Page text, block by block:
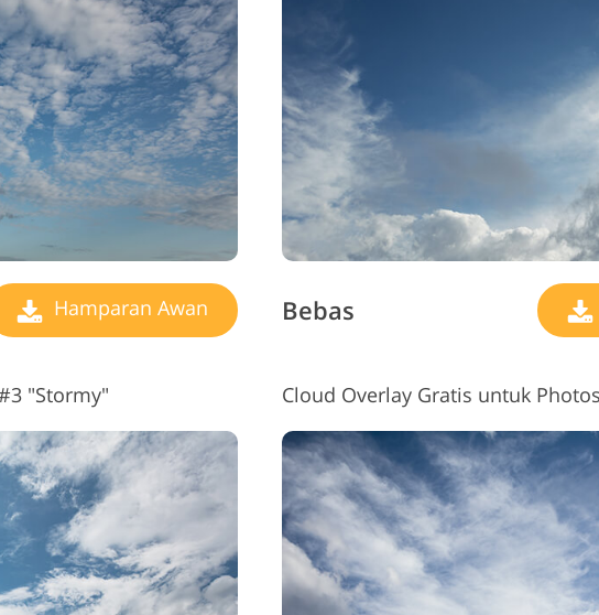
Layanan Retouching
Perhiasan
Data Pelatihan AI
Hamparan Awan Bebas
"Stormy"